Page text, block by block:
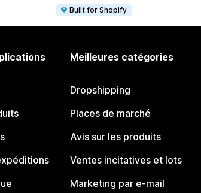
Built for Shopify
Meilleures catégories
Dropshipping
Places de marché
Avis sur les produits
Ventes incitatives et lots
Marketing par e-mail